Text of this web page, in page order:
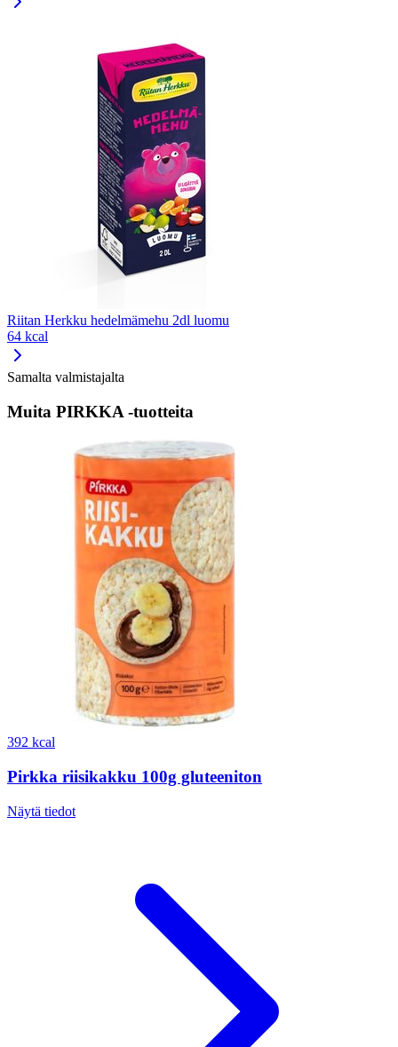
Riitan Herkku hedelmämehu 2dl luomu
64 kcal
Samalta valmistajalta
Muita PIRKKA -tuotteita
392 kcal
Pirkka riisikakku 100g gluteeniton
Näytä tiedot